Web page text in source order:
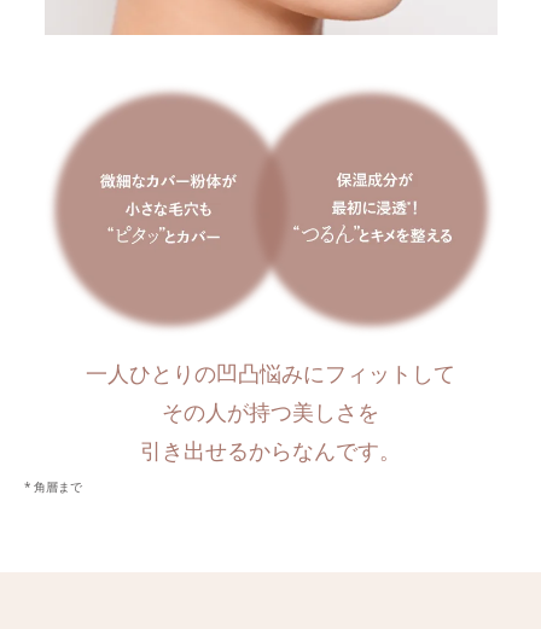
一人ひとりの凹凸悩みにフィットして
その人が持つ美しさを
引き出せるからなんです。
角層まで